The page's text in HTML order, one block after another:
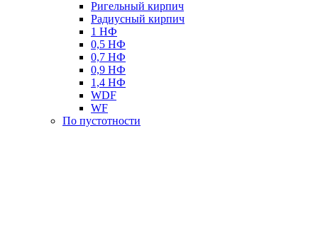
Ригельный кирпич
Радиусный кирпич
1 НФ
0,5 НФ
0,7 НФ
0,9 НФ
1,4 НФ
WDF
WF
По пустотности